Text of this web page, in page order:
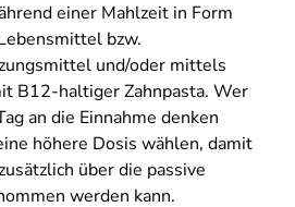
einer Mahlzeit in Form
bzw.
und/oder mittels
B12-haltiger Zahnpasta. Wer
an die Einnahme denken
höhere Dosis wählen, damit
über die passive
werden kann.